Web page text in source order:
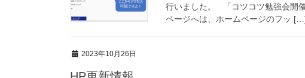
行いました。 「コツコツ勉強会開
ページへは、ホームページのフッ
2023年10月26日